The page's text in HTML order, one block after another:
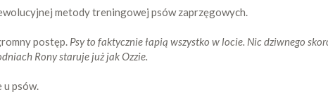
metody treningowej psów zaprzęgowych.
postęp. Psy to faktycznie łapią wszystko w locie. Nic dziwnego
Rony staruje już jak Ozzie.
u psów.